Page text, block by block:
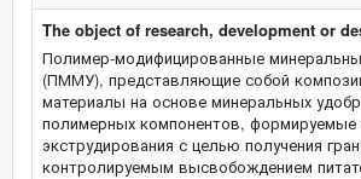
The object of research, development or
Полимер-модифицированные
(ПММУ), представляющие собой
материалы на основе минеральных
полимерных компонентов,
экструдирования с целью получения
контролируемым высвобождением